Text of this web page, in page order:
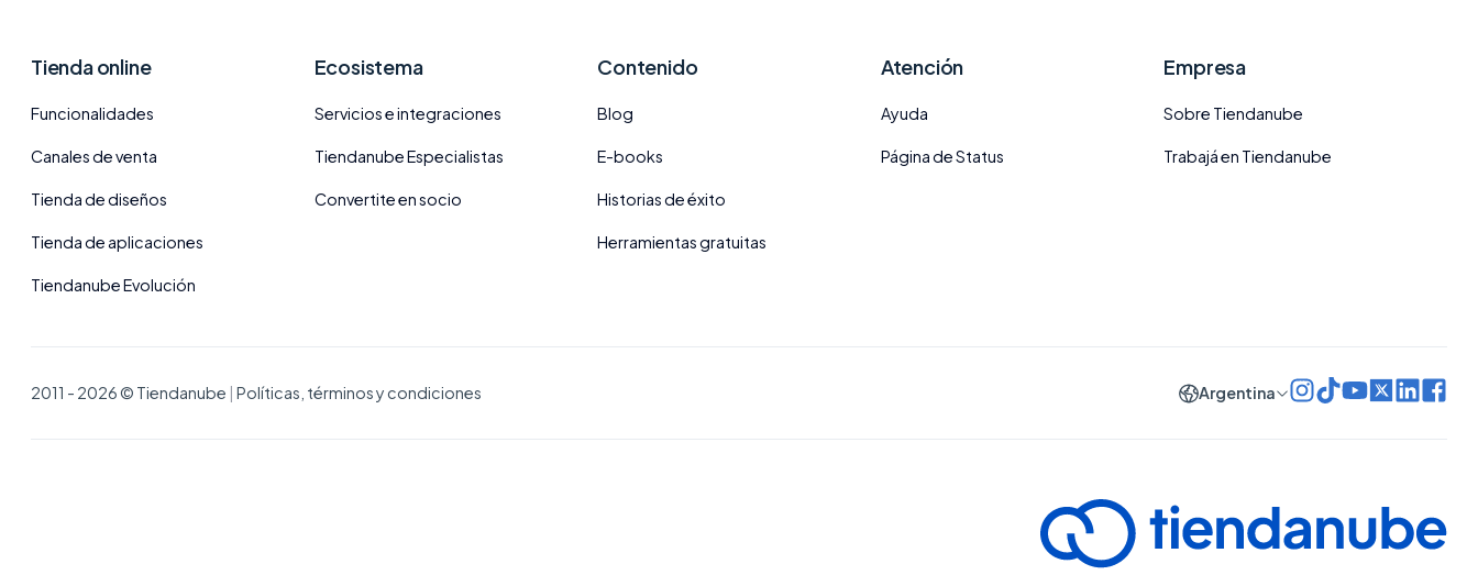
Tienda online
Funcionalidades
Canales de venta
Tienda de diseños
Tienda de aplicaciones
Tiendanube Evolución
Ecosistema
Servicios e integraciones
Tiendanube Especialistas
Convertite en socio
Contenido
Blog
E-books
Historias de éxito
Herramientas gratuitas
Atención
Ayuda
Página de Status
Empresa
Sobre Tiendanube
Trabajá en Tiendanube
2011 - 2026 © Tiendanube Políticas, términos y condiciones Argentina